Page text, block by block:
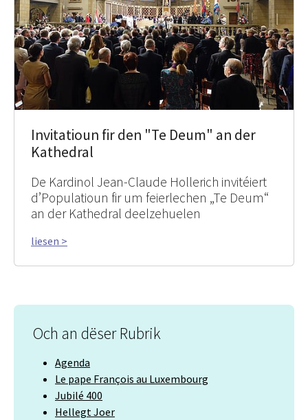
Invitatioun fir den "Te Deum" an der
Kathedral
De Kardinol Jean-Claude Hollerich invitéiert
d’Populatioun fir um feierlechen „Te Deum“
an der Kathedral deelzehuelen
liesen >
Och an dëser Rubrik
Agenda
Le pape François au Luxembourg
Jubilé 400
Hellegt Joer